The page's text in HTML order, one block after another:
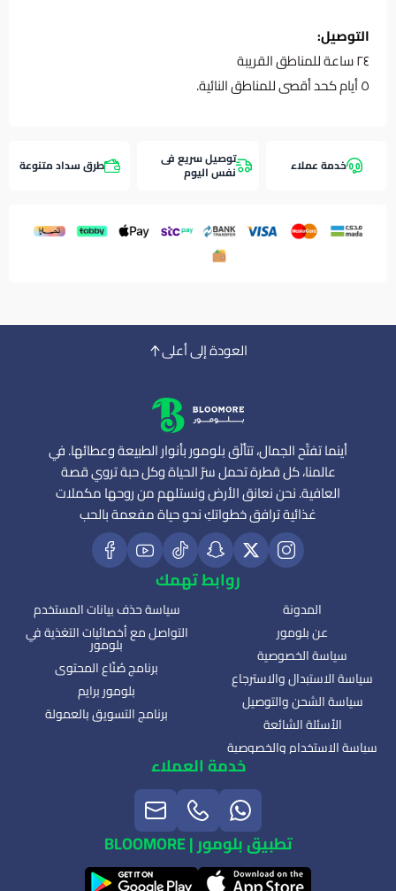
التوصيل:
٢٤ ساعة للمناطق القريبة
٥ أيام كحد أقصى للمناطق النائية.
خدمة عملاء توصيل سريع فى
نفس اليوم طرق سداد متنوعة
العودة إلى أعلى
أينما تفتّح الجمال، تتألّق بلومور بأنوار الطبيعة وعطائها. في
عالمنا، كل قطرة تحمل سرّ الحياة وكل حبة تروي قصة
العافية. نحن نعانق الأرض ونستلهم من روحها مكملات
غذائية ترافق خطواتكِ نحو حياة مفعمة بالحب
روابط تهمك
المدونة
عن بلومور
سياسة الخصوصية
سياسة الاستبدال والاسترجاع
سياسة الشحن والتوصيل
الأسئلة الشائعة
سياسة الاستخدام والخصوصية
سياسة حذف بيانات المستخدم
التواصل مع أخصائيات التغذية في
بلومور
برنامج صُنّاع المحتوى
بلومور برايم
برنامج التسويق بالعمولة
خدمة العملاء
تطبيق بلومور | BLOOMORE